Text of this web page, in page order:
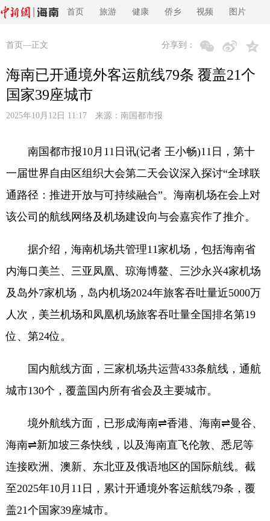
首页 旅游 健康 侨乡 视频 图片
首页 —正文 分享到：
海南已开通境外客运航线79条 覆盖21个
国家39座城市
2025年10月12日 11:17 来源： 南国都市报
南国都市报10月11日讯(记者 王小畅)11日，第十
一届世界自由区组织大会第二天会议深入探讨“全球联
通路径：推进开放与可持续融合”。海南机场在会上对
该公司的航线网络及机场建设向与会嘉宾作了推介。
据介绍，海南机场共管理11家机场，包括海南省
内海口美兰、三亚凤凰、琼海博鳌、三沙永兴4家机场
及岛外7家机场，岛内机场2024年旅客吞吐量近5000万
人次，美兰机场和凤凰机场旅客吞吐量全国排名第19
位、第24位。
国内航线方面，三家机场共运营433条航线，通航
城市130个，覆盖国内所有省会及主要城市。
境外航线方面，已形成海南⇌香港、海南⇌曼谷、
海南⇌新加坡三条快线，以及海南直飞伦敦、悉尼等
连接欧洲、澳新、东北亚及俄语地区的国际航线。截
至2025年10月11日，累计开通境外客运航线79条，覆
盖21个国家39座城市。